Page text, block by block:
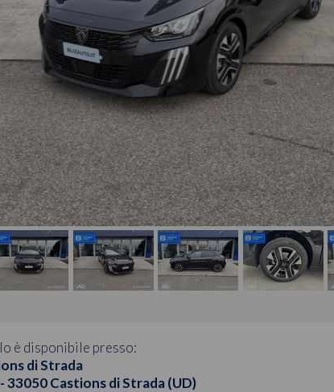
è disponibile presso:
di Strada
33050 Castions di Strada (UD)